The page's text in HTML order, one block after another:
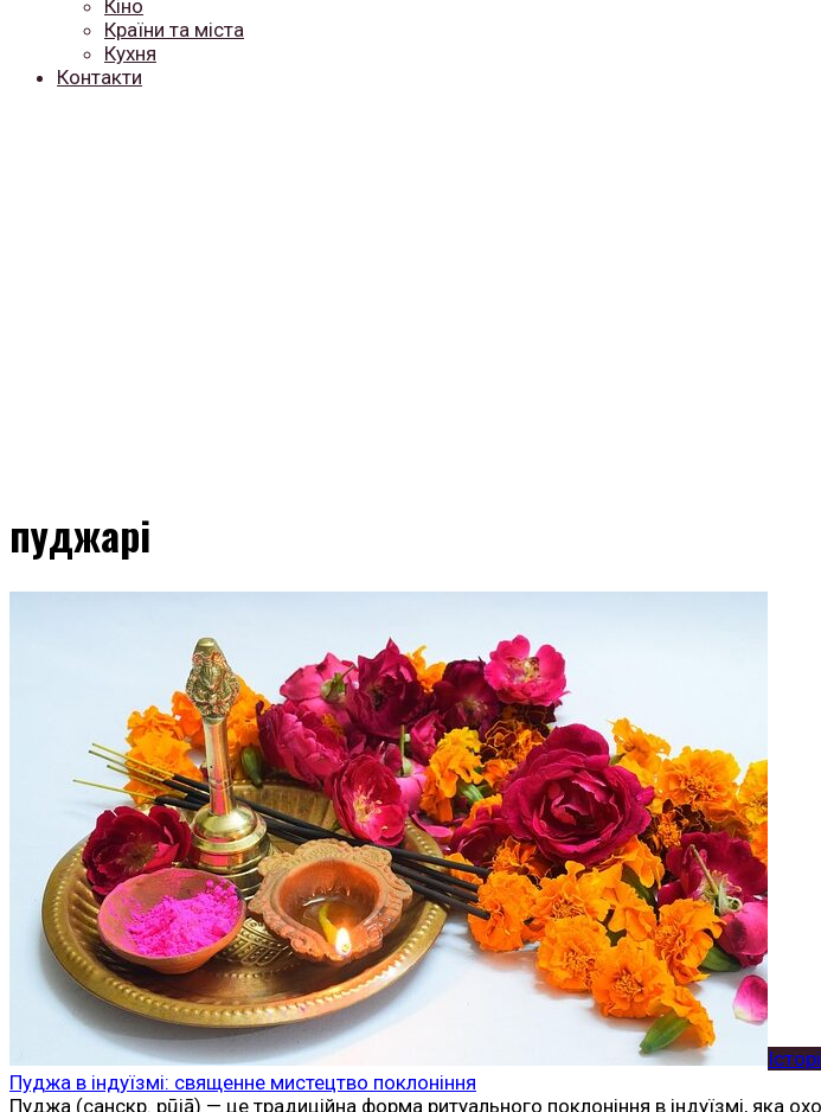
Кіно
Країни та міста
Кухня
Контакти
пуджарі
Пуджа в індуїзмі: священне мистецтво поклоніння
Пуджа (санскр. pūjā) — це традиційна форма ритуального поклоніння в індуїзмі,